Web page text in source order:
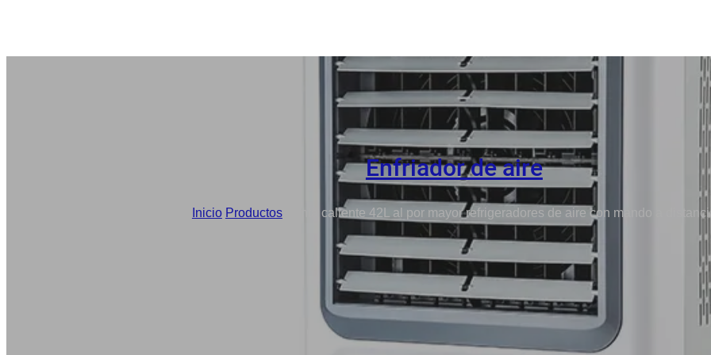
Enfriador de aire
Inicio/ Productos/ Venta caliente 42L al por mayor refrigeradores de aire con mando a